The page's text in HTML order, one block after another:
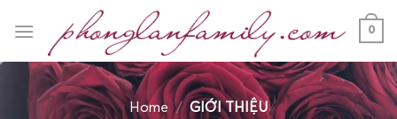
content
0
Home / GIỚI THIỆU